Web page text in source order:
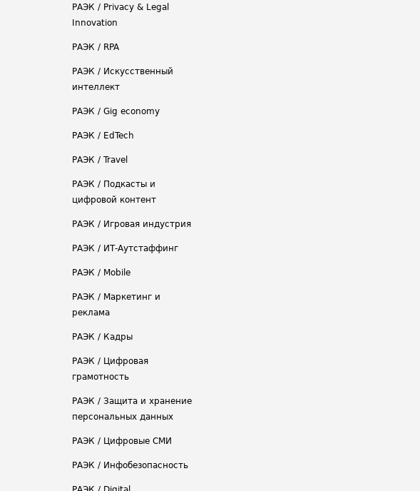
РАЭК / Privacy & Legal
Innovation
РАЭК / RPA
РАЭК / Искусственный
интеллект
РАЭК / Gig economy
РАЭК / EdTech
РАЭК / Travel
РАЭК / Подкасты и
цифровой контент
РАЭК / Игровая индустрия
РАЭК / ИТ-Аутстаффинг
РАЭК / Mobile
РАЭК / Маркетинг и
реклама
РАЭК / Кадры
РАЭК / Цифровая
грамотность
РАЭК / Защита и хранение
персональных данных
РАЭК / Цифровые СМИ
РАЭК / Инфобезопасность